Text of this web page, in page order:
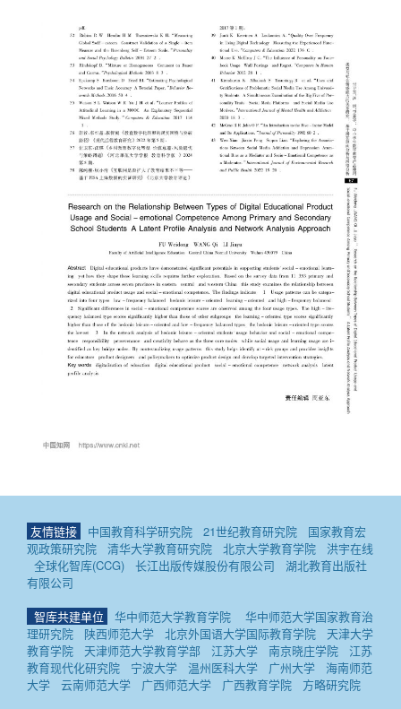
友情链接 中国教育科学研究院 21世纪教育研究院
国家教育宏
观政策研究院
清华大学教育研究院 北京大学教育学院
洪宇在线
全球化智库(CCG)
长江出版传媒股份有限公司
湖北教育出版社
有限公司
智库共建单位 华中师范大学教育学院
华中师范大学国家教育治
理研究院
陕西师范大学 北京外国语大学国际教育学院
天津大学
教育学院
天津师范大学教育学部 江苏大学 南京晓庄学院
江苏
教育现代化研究院
宁波大学 温州医科大学 广州大学
海南师范
大学
云南师范大学 广西师范大学 广西教育学院 方略研究院